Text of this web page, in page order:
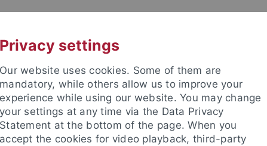
(ZDV)
Privacy settings
Our website uses cookies. Some of them are
mandatory, while others allow us to improve your
experience while using our website. You may change
your settings at any time via the Data Privacy
Statement at the bottom of the page. When you
accept the cookies for video playback, third-party